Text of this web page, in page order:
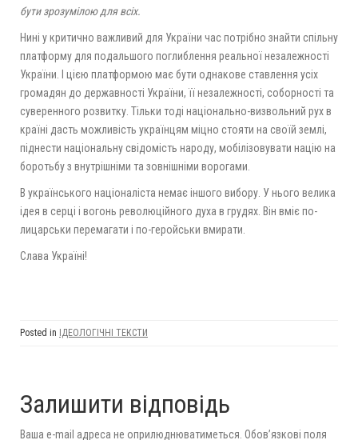
бути зрозумілою для всіх.
Нині у критично важливий для України час потрібно знайти спільну
платформу для подальшого поглиблення реальної незалежності
України. І цією платформою має бути однакове ставлення усіх
громадян до державності України, її незалежності, соборності та
суверенного розвитку. Тільки тоді національно-визвольний рух в
країні дасть можливість українцям міцно стояти на своїй землі,
піднести національну свідомість народу, мобілізовувати націю на
боротьбу з внутрішніми та зовнішніми ворогами.
В українського націоналіста немає іншого вибору. У нього велика
ідея в серці і вогонь революційного духа в грудях. Він вміє по-
лицарськи перемагати і по-геройськи вмирати.
Слава Україні!
Posted in ІДЕОЛОГІЧНІ ТЕКСТИ
Залишити відповідь
Ваша e-mail адреса не оприлюднюватиметься. Обов’язкові поля